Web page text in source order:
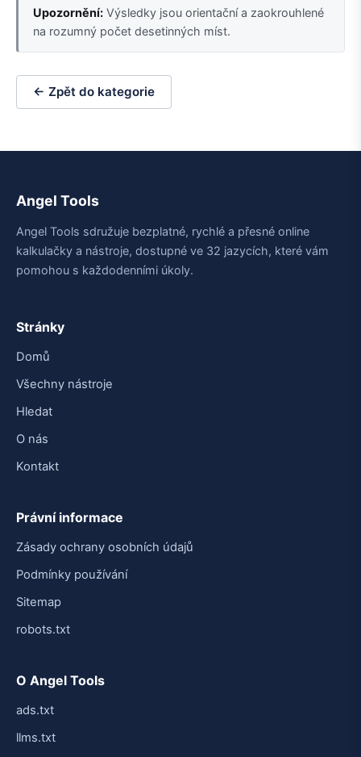
Upozornění: Výsledky jsou orientační a zaokrouhlené
na rozumný počet desetinných míst.
← Zpět do kategorie
Angel Tools
Angel Tools sdružuje bezplatné, rychlé a přesné online
kalkulačky a nástroje, dostupné ve 32 jazycích, které vám
pomohou s každodenními úkoly.
Stránky
Domů
Všechny nástroje
Hledat
O nás
Kontakt
Právní informace
Zásady ochrany osobních údajů
Podmínky používání
Sitemap
robots.txt
O Angel Tools
ads.txt
llms.txt